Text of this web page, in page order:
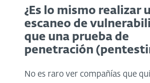
¿Es lo mismo realizar
escaneo de
que una prueba de
penetración
No es raro ver compañías que